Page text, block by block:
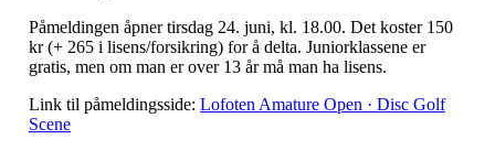
Påmeldingen åpner tirsdag 24. juni, kl. 18.00. Det koster 150
kr (+ 265 i lisens/forsikring) for å delta. Juniorklassene er
gratis, men om man er over 13 år må man ha lisens.
Link til påmeldingsside: Lofoten Amature Open · Disc Golf
Scene